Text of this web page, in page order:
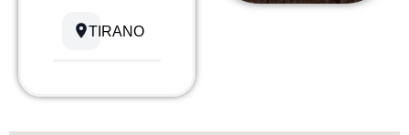
TIRANO